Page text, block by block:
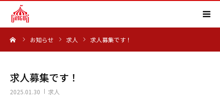
お知らせ 求人 求人募集です！
求人募集です！
2025.01.30 求人
HOME
実績紹介